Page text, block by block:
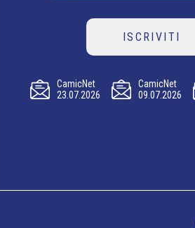
ISCRIVITI
CamicNet
23.07.2026
CamicNet
09.07.2026